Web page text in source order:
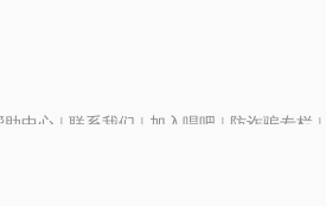
助中心 | 联系我们 | 加入唱吧 | 防诈骗专栏 |